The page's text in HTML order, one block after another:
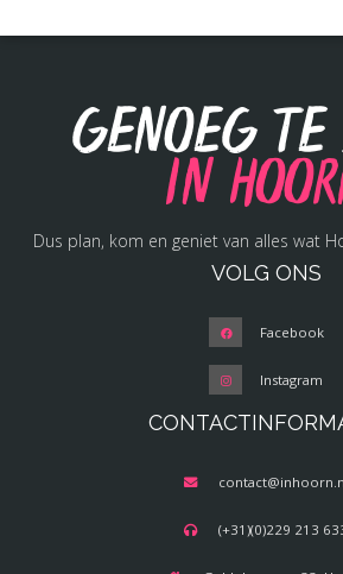
Genoeg te
in
Dus plan, kom en geniet van alles wat
VOLG ONS
Facebook
Instagram
(+31)(0)229 213